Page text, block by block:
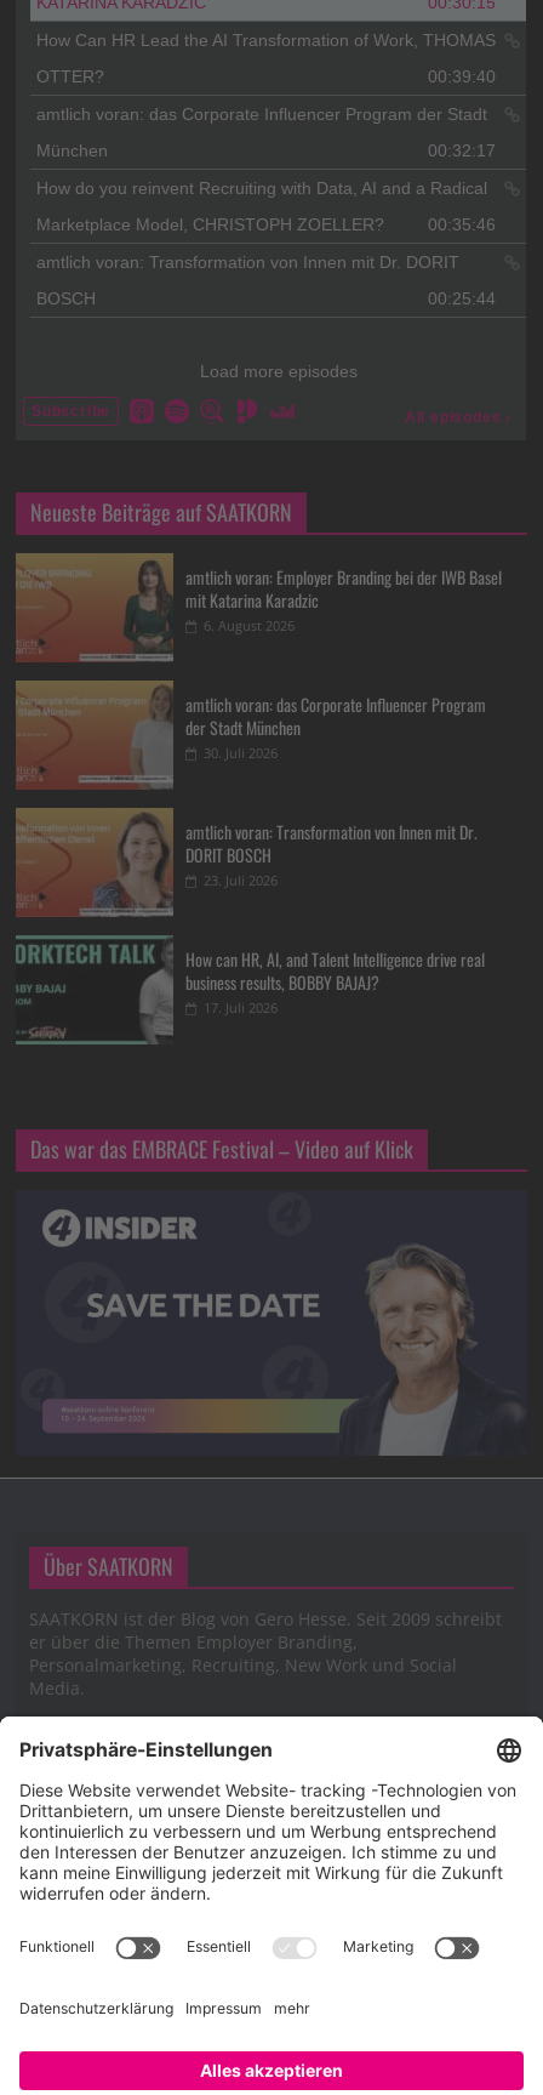
Neueste Beiträge auf SAATKORN
amtlich voran: Employer Branding bei der IWB Basel
mit Katarina Karadzic
6. August 2026
amtlich voran: das Corporate Influencer Program
der Stadt München
30. Juli 2026
amtlich voran: Transformation von Innen mit Dr.
DORIT BOSCH
23. Juli 2026
How can HR, AI, and Talent Intelligence drive real
business results, BOBBY BAJAJ?
17. Juli 2026
Das war das EMBRACE Festival – Video auf Klick
Über SAATKORN
SAATKORN ist der Blog von Gero Hesse. Seit 2009 schreibt
er über die Themen Employer Branding,
Personalmarketing, Recruiting, New Work und Social
Media.
Impressum
Impressum
Cookie-Richtlinie (EU)